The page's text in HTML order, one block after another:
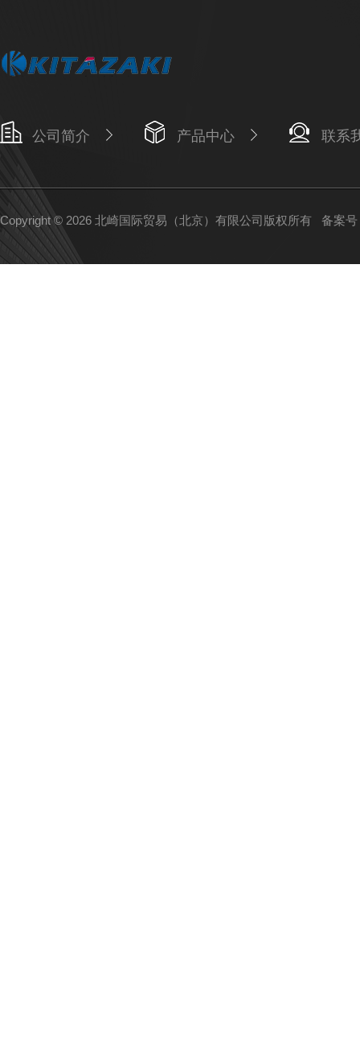
公司简介 产品中心 联系
Copyright © 2026 北崎国际贸易（北京）有限公司版权所有 备案号